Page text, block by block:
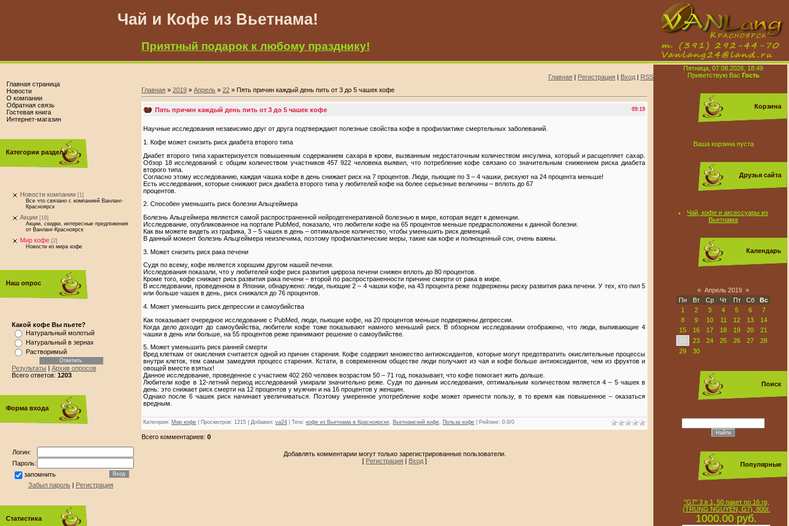
Чай и Кофе из Вьетнама!
Приятный подарок к любому празднику!
Главная | Регистрация | Вход | RSS
Главная страница
Новости
О компании
Обратная связь
Гостевая книга
Интернет-магазин
Категории раздела
Новости компании [1]
Все что связано с компанией Ванланг-
Красноярск
Акции [18]
Акции, скидки, интересные предложения
от Ванланг-Красноярск
Мир кофе [2]
Новости из мира кофе
Наш опрос
Какой кофе Вы пьете?
Натуральный молотый
Натуральный в зернах
Растворимый
Результаты | Архив опросов
Всего ответов: 1203
Форма входа
Логин:
Пароль:
запомнить
Забыл пароль | Регистрация
Статистика
Главная » 2019 » Апрель » 22 » Пять причин каждый день пить от 3 до 5 чашек кофе
09:19
Пять причин каждый день пить от 3 до 5 чашек кофе
Научные исследования независимо друг от друга подтверждают полезные свойства кофе в профилактике смертельных заболеваний.
1. Кофе может снизить риск диабета второго типа
Диабет второго типа характеризуется повышенным содержанием сахара в крови, вызванным недостаточным количеством инсулина, который и расщепляет сахар.
Обзор 18 исследований с общим количеством участников 457 922 человека выявил, что потребление кофе связано со значительным снижением риска диабета
второго типа.
Согласно этому исследованию, каждая чашка кофе в день снижает риск на 7 процентов. Люди, пьющие по 3 – 4 чашки, рискуют на 24 процента меньше!
Есть исследования, которые снижают риск диабета второго типа у любителей кофе на более серьезные величины – вплоть до 67
процентов.
2. Способен уменьшить риск болезни Альцгеймера
Болезнь Альцгеймера является самой распространенной нейродегенеративной болезнью в мире, которая ведет к деменции.
Исследование, опубликованное на портале PubMed, показало, что любители кофе на 65 процентов меньше предрасположены к данной болезни.
Как вы можете видеть из графика, 3 – 5 чашек в день – оптимальное количество, чтобы уменьшить риск деменций.
В данный момент болезнь Альцгеймера неизлечима, поэтому профилактические меры, такие как кофе и полноценный сон, очень важны.
3. Может снизить риск рака печени
Судя по всему, кофе является хорошим другом нашей печени.
Исследования показали, что у любителей кофе риск развития цирроза печени снижен вплоть до 80 процентов.
Кроме того, кофе снижает риск развития рака печени – второй по распространенности причине смерти от рака в мире.
В исследовании, проведенном в Японии, обнаружено: люди, пьющие 2 – 4 чашки кофе, на 43 процента реже подвержены риску развития рака печени. У тех, кто пил 5
или больше чашек в день, риск снижался до 76 процентов.
4. Может уменьшить риск депрессии и самоубийства
Как показывает очередное исследование с PubMed, люди, пьющие кофе, на 20 процентов меньше подвержены депрессии.
Когда дело доходит до самоубийства, любители кофе тоже показывают намного меньший риск. В обзорном исследовании отображено, что люди, выпивающие 4
чашки в день или больше, на 55 процентов реже принимают решение о самоубийстве.
5. Может уменьшить риск ранней смерти
Вред клеткам от окисления считается одной из причин старения. Кофе содержит множество антиоксидантов, которые могут предотвратить окислительные процессы
внутри клеток, тем самым замедляя процесс старения. Кстати, в современном обществе люди получают из чая и кофе больше антиоксидантов, чем из фруктов и
овощей вместе взятых!
Данное исследование, проведенное с участием 402 260 человек возрастом 50 – 71 год, показывает, что кофе помогает жить дольше.
Любители кофе в 12-летний период исследований умирали значительно реже. Судя по данным исследования, оптимальным количеством является 4 – 5 чашек в
день: это снижает риск смерти на 12 процентов у мужчин и на 16 процентов у женщин.
Однако после 6 чашек риск начинает увеличиваться. Поэтому умеренное употребление кофе может принести пользу, в то время как повышенное – оказаться
вредным.
Категория: Мир кофе Просмотров: 1215 | Добавил: va24 Теги: кофе из Вьетнама в Красноярске Вьетнамский кофе Польза кофе Рейтинг: 0.0/0
Всего комментариев: 0
Добавлять комментарии могут только зарегистрированные пользователи.
[ Регистрация | Вход ]
Пятница, 07.08.2026, 18:49
Приветствую Вас Гость
Корзина
Ваша корзина пуста
Друзья сайта
Чай, кофе и аксессуары из
Вьетнама
Календарь
« Апрель 2019 »
Пн
Вт Ср Чт Пт Сб
Вс
1
2 3 4 5 6
7
8
9 10 11 12 13
14
15
16 17 18 19 20
21
22
23 24 25 26 27
28
29
30
Поиск
Популярные
"G7" 3 в 1, 50 пакет по 16 гр,
(TRUNG NGUYEN, G7), 800г.
1000.00 руб.